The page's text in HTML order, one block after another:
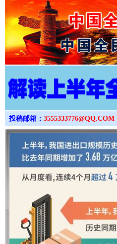
投稿邮箱： 3555333776@QQ.COM